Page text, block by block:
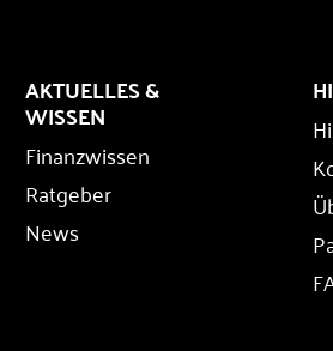
AKTUELLES &
WISSEN
Finanzwissen
Ratgeber
News